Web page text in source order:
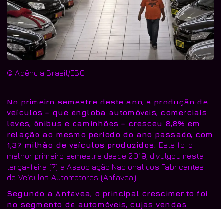
© Agência Brasil/EBC
No primeiro semestre deste ano, a produção de
veículos – que engloba automóveis, comerciais
leves, ônibus e caminhões – cresceu 8,8% em
relação ao mesmo período do ano passado, com
1,37 milhão de veículos produzidos. Este foi o
melhor primeiro semestre desde 2019, divulgou nesta
terça-feira (7) a Associação Nacional dos Fabricantes
de Veículos Automotores (Anfavea).
Segundo a Anfavea, o principal crescimento foi
no segmento de automóveis, cujas vendas